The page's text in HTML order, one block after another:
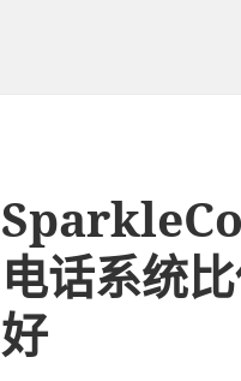
电话系统
好